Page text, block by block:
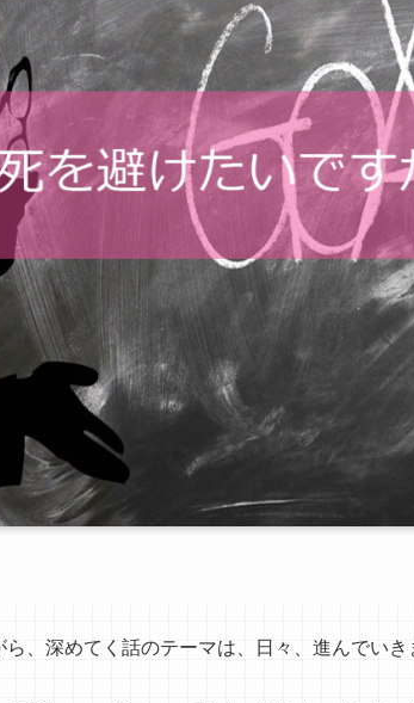
、深めてく話のテーマは、日々、進んでいき